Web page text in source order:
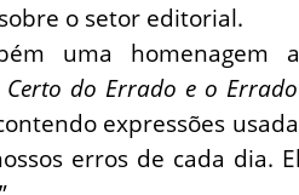
o setor editorial.
uma homenagem
Certo do Errado e o
expressões
erros de cada dia.